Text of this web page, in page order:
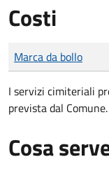
Costi
Tipo di pagamento
Importo
Marca da bollo
I servizi cimiteriali
prevista dal Comune.
Cosa